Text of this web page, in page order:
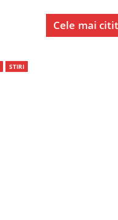
STIRI
Cele mai